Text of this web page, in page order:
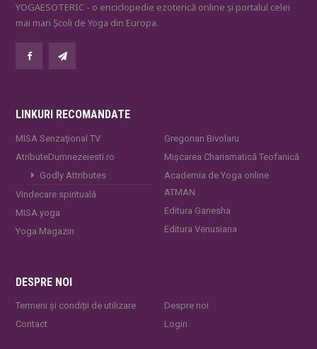
YOGAESOTERIC - o enciclopedie ezoterică online și portalul celei
mai mari Școli de Yoga din Europa.
LINKURI RECOMANDATE
MISA Senzaţional TV
AtributeDumnezeiesti.ro
Godly Attributes
Vindecare spirituală
MISA.yoga
Yoga Magazin
Gregorian Bivolaru
Mișcarea Charismatică Teofanică
Academia de Yoga online
ATMAN
Editura Ganesha
Editura Venusiana
DESPRE NOI
Termeni și condiții de utilizare
Contact
Despre noi
Login